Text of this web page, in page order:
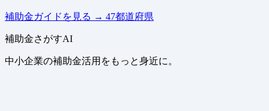
補助金ガイドを見る → 47都道府県
補助金さがすAI
中小企業の補助金活用をもっと身近に。